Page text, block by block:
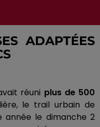
ADAPTÉES
réuni plus de 500
le trail urbain de
année le dimanche 2